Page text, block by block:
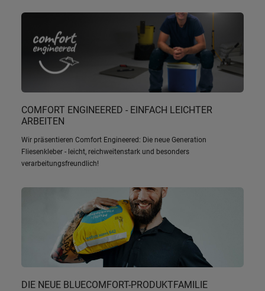
COMFORT ENGINEERED - EINFACH LEICHTER
ARBEITEN
Wir präsentieren Comfort Engineered: Die neue Generation
Fliesenkleber - leicht, reichweitenstark und besonders
verarbeitungsfreundlich!
DIE NEUE BLUECOMFORT-PRODUKTFAMILIE